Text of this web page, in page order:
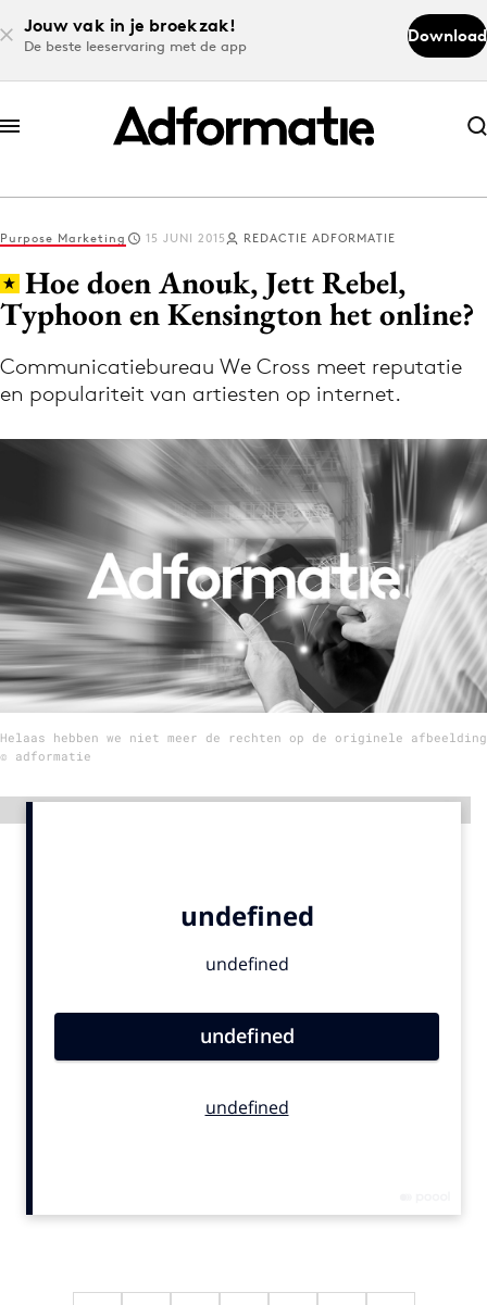
Jouw vak in je broekzak!
De beste leeservaring met de app
Download
Abonneer nu
Abonneer nu
Log in
Download de app
Volg het laatste nieuws via de Adformatie
Nieuws app
Menu
Home
9 sept: GenAI-training
12 nov: MarketingLive!
Adverteren
Events
Carriere
Design
Diversiteit
Purpose Marketing 15 JUNI 2015 REDACTIE ADFORMATIE
Hoe doen Anouk, Jett Rebel,
Typhoon en Kensington het online?
Communicatiebureau We Cross meet reputatie
en populariteit van artiesten op internet.
Helaas hebben we niet meer de rechten op de originele afbeelding
© adformatie